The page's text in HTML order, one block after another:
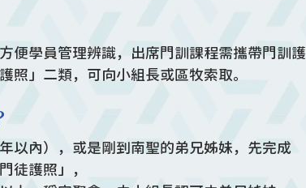
便學員管理辨識，出席門訓課程需攜帶門訓護
照」二類，可向小組長或區牧索取。
以內），或是剛到南聖的弟兄姊妹，先完成
徒護照」，